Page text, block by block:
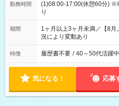
勤務時間
(1)08:00-17:00(休憩60分) ※
り
期間
1ヶ月以上3ヶ月未満／【8
況により変動あり
特徴 履歴書不要 / 40～50代活躍中
気になる！ 応募